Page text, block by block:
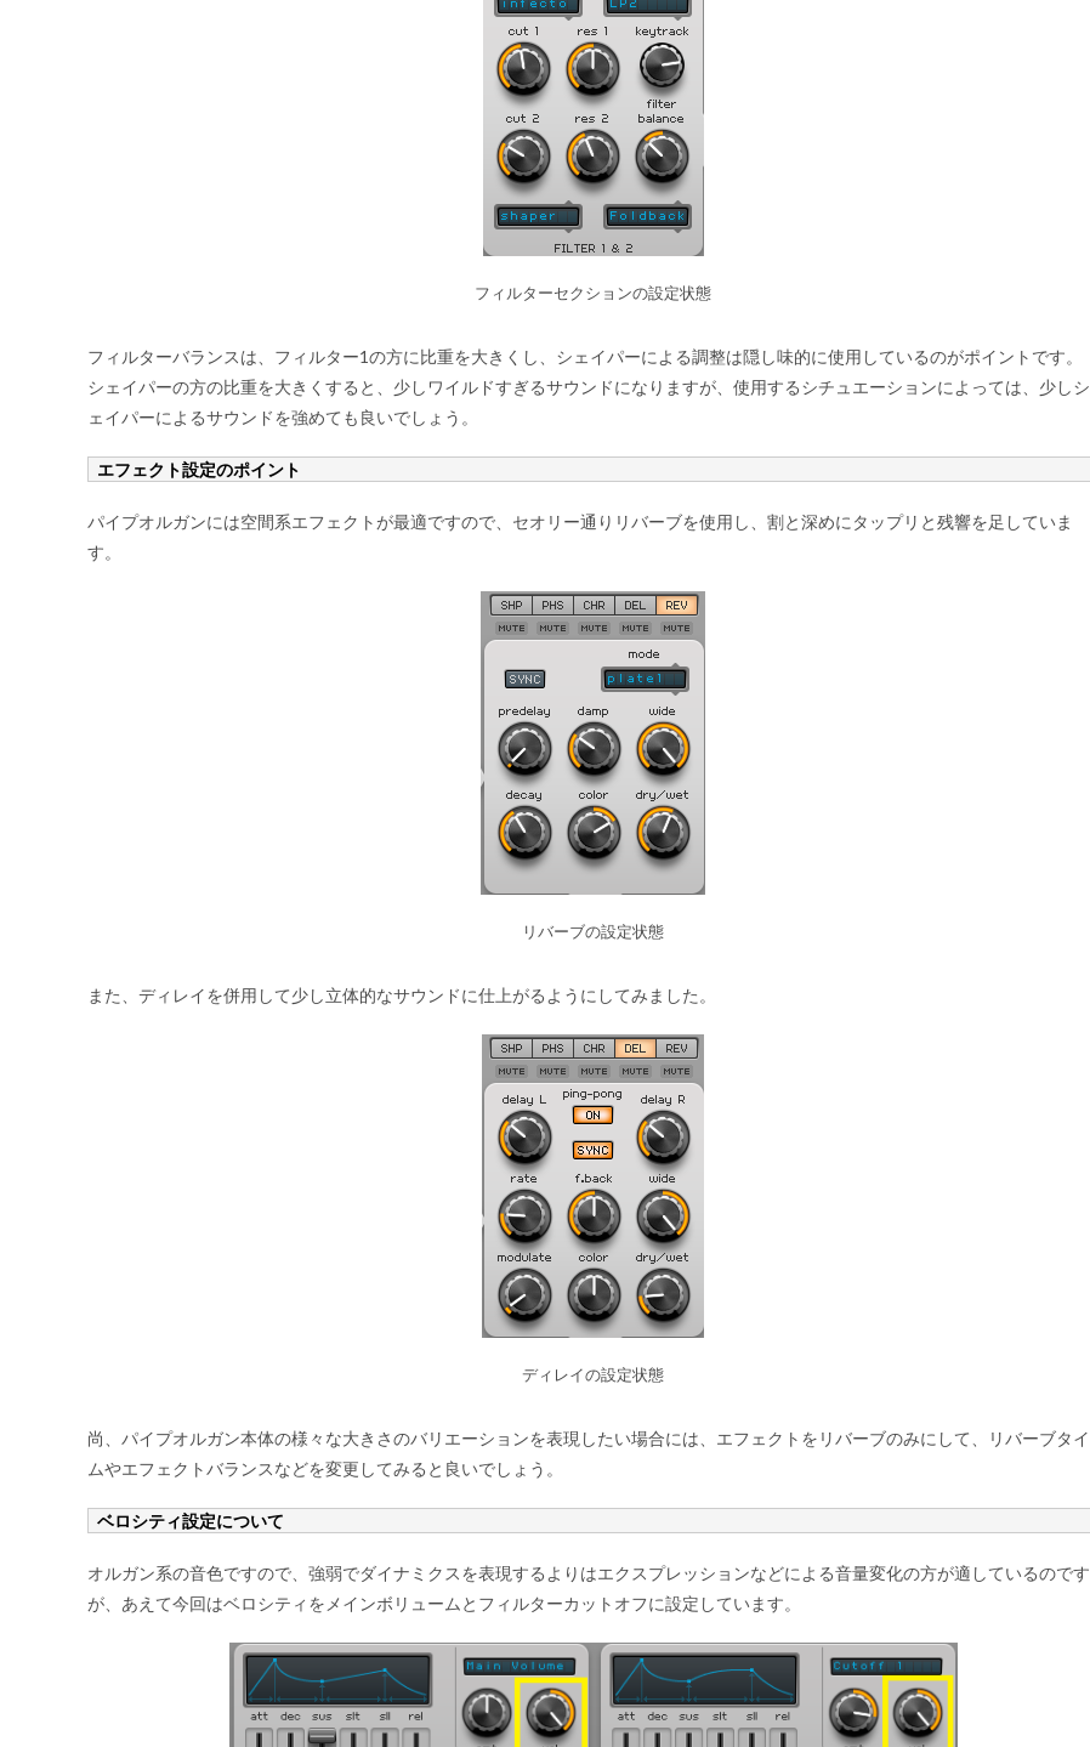
フィルターセクションの設定状態
フィルターバランスは、フィルター1の方に比重を大きくし、シェイパーによる調整は隠し味的に使用しているのがポイントです。
シェイパーの方の比重を大きくすると、少しワイルドすぎるサウンドになりますが、使用するシチュエーションによっては、少しシ
ェイパーによるサウンドを強めても良いでしょう。
エフェクト設定のポイント
パイプオルガンには空間系エフェクトが最適ですので、セオリー通りリバーブを使用し、割と深めにタップリと残響を足していま
す。
リバーブの設定状態
また、ディレイを併用して少し立体的なサウンドに仕上がるようにしてみました。
ディレイの設定状態
尚、パイプオルガン本体の様々な大きさのバリエーションを表現したい場合には、エフェクトをリバーブのみにして、リバーブタイ
ムやエフェクトバランスなどを変更してみると良いでしょう。
ベロシティ設定について
オルガン系の音色ですので、強弱でダイナミクスを表現するよりはエクスプレッションなどによる音量変化の方が適しているのです
が、あえて今回はベロシティをメインボリュームとフィルターカットオフに設定しています。